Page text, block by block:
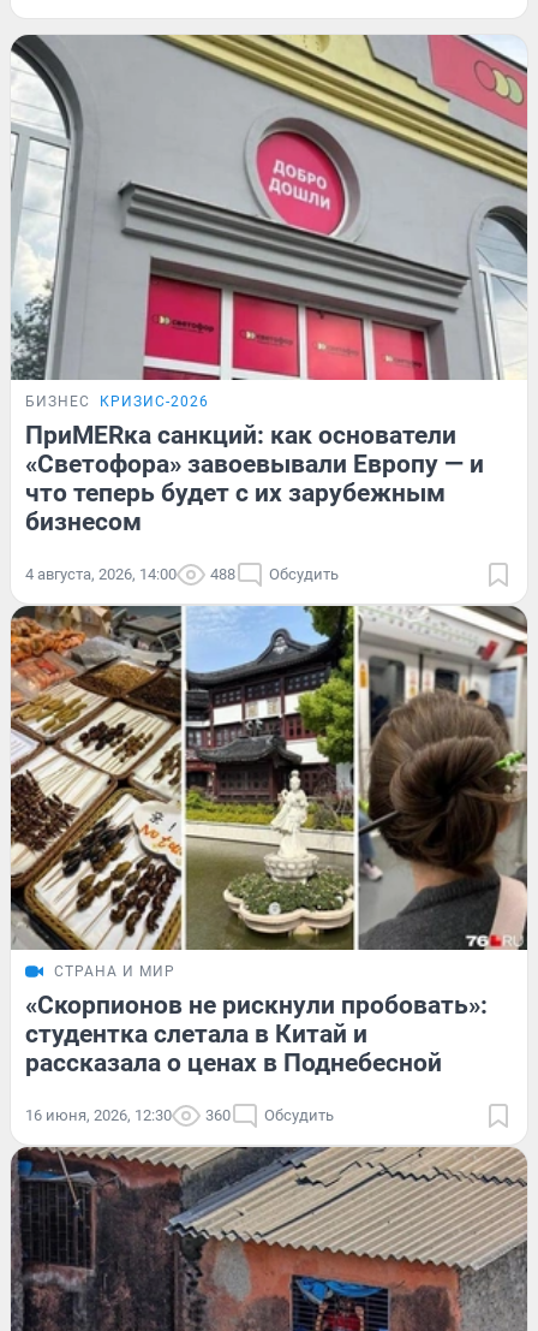
БИЗНЕС КРИЗИС-2026
ПриMERка санкций: как основатели
«Светофора» завоевывали Европу — и
что теперь будет с их зарубежным
бизнесом
4 августа, 2026, 14:00 488 Обсудить
СТРАНА И МИР
«Скорпионов не рискнули пробовать»:
студентка слетала в Китай и
рассказала о ценах в Поднебесной
16 июня, 2026, 12:30 360 Обсудить